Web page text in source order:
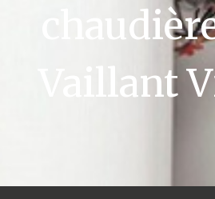
Vaillant